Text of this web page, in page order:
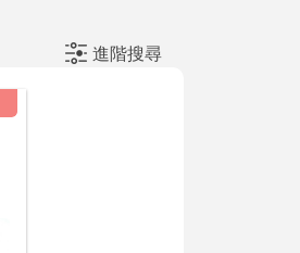
進階搜尋